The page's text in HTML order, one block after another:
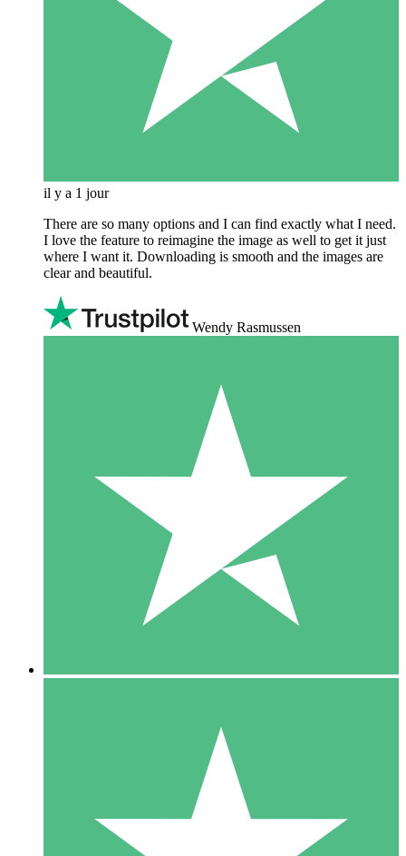
il y a 1 jour
There are so many options and I can find exactly what I need.
I love the feature to reimagine the image as well to get it just
where I want it. Downloading is smooth and the images are
clear and beautiful.
Wendy Rasmussen